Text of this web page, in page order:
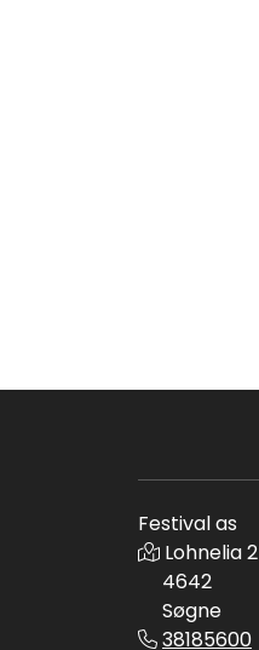
Festival as
Lohnelia 2
4642
Søgne
38185600